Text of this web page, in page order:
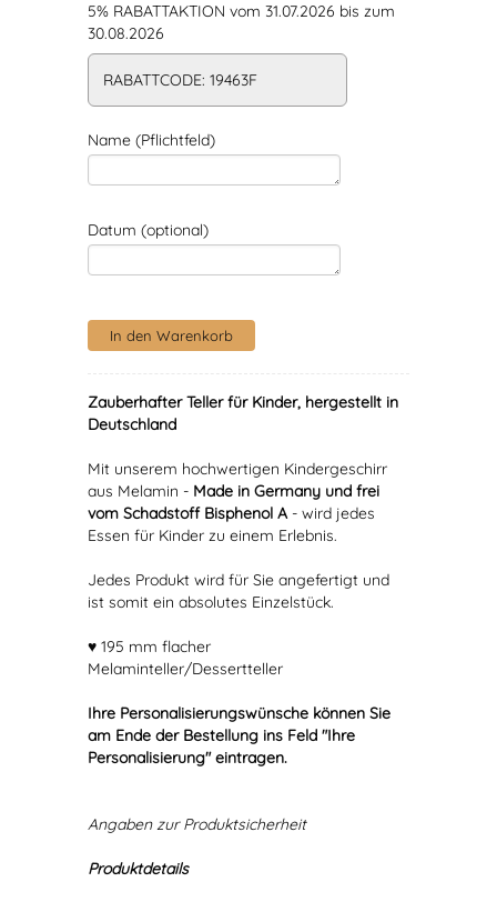
5% RABATTAKTION vom 31.07.2026 bis zum
30.08.2026
RABATTCODE: 19463F
Name (Pflichtfeld)
Datum (optional)
Zauberhafter Teller für Kinder, hergestellt in
Deutschland
Mit unserem hochwertigen Kindergeschirr
aus Melamin - Made in Germany und frei
vom Schadstoff Bisphenol A- wird jedes
Essen für Kinder zu einem Erlebnis.
Jedes Produkt wird für Sie angefertigt und
ist somit ein absolutes Einzelstück.
♥ 195 mm flacher
Melaminteller/Dessertteller
Ihre Personalisierungswünsche können Sie
am Ende der Bestellung ins Feld "Ihre
Personalisierung" eintragen.
Angaben zur Produktsicherheit
Produktdetails